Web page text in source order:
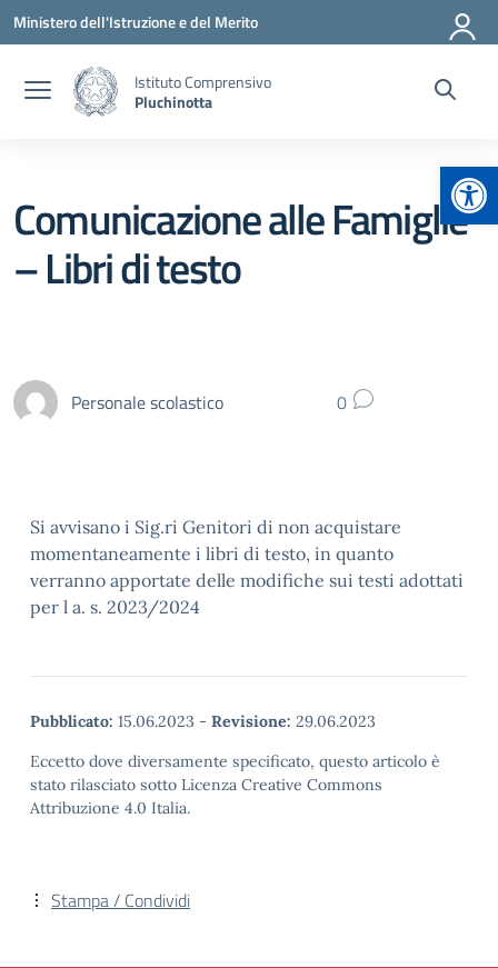
Vai ai contenuti
Vai al menu di navigazione
Vai al footer
Ministero dell'Istruzione e del Merito
Istituto Comprensivo
Pluchinotta
Comunicazione alle Famiglie
– Libri di testo
Personale scolastico 0
Si avvisano i Sig.ri Genitori di non acquistare
momentaneamente i libri di testo, in quanto
verranno apportate delle modifiche sui testi adottati
per l a. s. 2023/2024
Pubblicato: 15.06.2023 - Revisione: 29.06.2023
Eccetto dove diversamente specificato, questo articolo è
stato rilasciato sotto Licenza Creative Commons
Attribuzione 4.0 Italia.
Stampa / Condividi